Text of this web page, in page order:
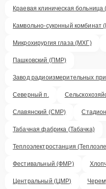
Краевая клиническая больница
Камвольно-суконный комбинат
Микрохирургия глаза (МХГ)
Пашковский (ПМР)
Завод радиоизмерительных
Северный п.
Славянский (СМР)
Табачная фабрика (Табачка)
Теплоэлектростанция
Фестивальный (ФМР)
Центральный (ЦМР)